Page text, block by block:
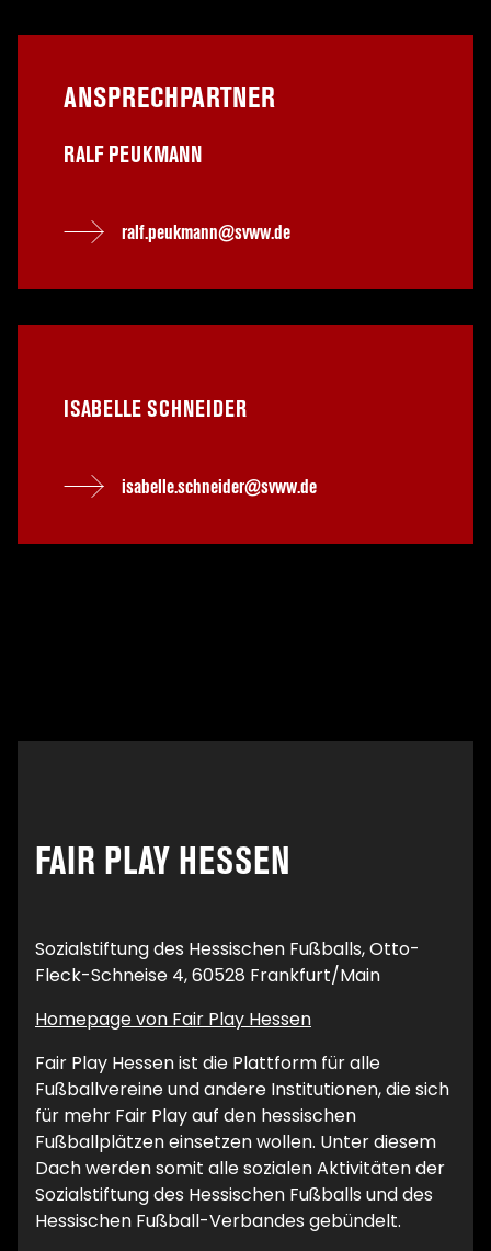
ANSPRECHPARTNER
RALF PEUKMANN
ralf.peukmann@svww.de
ISABELLE SCHNEIDER
isabelle.schneider@svww.de
FAIR PLAY HESSEN
Sozialstiftung des Hessischen Fußballs, Otto-
Fleck-Schneise 4, 60528 Frankfurt/Main
Homepage von Fair Play Hessen
Fair Play Hessen ist die Plattform für alle
Fußballvereine und andere Institutionen, die sich
für mehr Fair Play auf den hessischen
Fußballplätzen einsetzen wollen. Unter diesem
Dach werden somit alle sozialen Aktivitäten der
Sozialstiftung des Hessischen Fußballs und des
Hessischen Fußball-Verbandes gebündelt.